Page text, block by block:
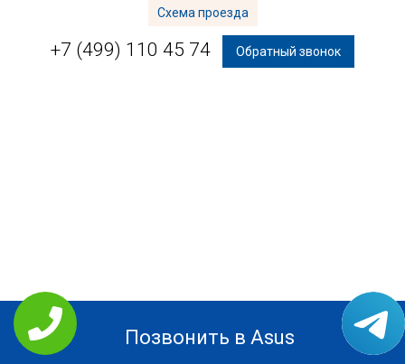
Схема проезда
+7 (499) 110 45 74 Обратный звонок
Позвонить в Asus